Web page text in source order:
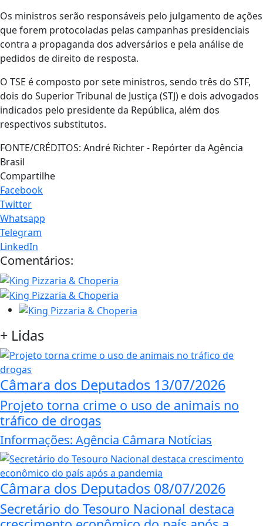
Os ministros serão responsáveis pelo julgamento de ações
que forem protocoladas pelas campanhas presidenciais
contra a propaganda dos adversários e pela análise de
pedidos de direito de resposta.
O TSE é composto por sete ministros, sendo três do STF,
dois do Superior Tribunal de Justiça (STJ) e dois advogados
indicados pelo presidente da República, além dos
respectivos substitutos.
FONTE/CRÉDITOS: André Richter - Repórter da Agência
Brasil
Compartilhe
Facebook
Twitter
Whatsapp
Telegram
LinkedIn
Comentários:
+ Lidas
Câmara dos Deputados 13/07/2026
Projeto torna crime o uso de animais no
tráfico de drogas
Informações: Agência Câmara Notícias
Câmara dos Deputados 08/07/2026
Secretário do Tesouro Nacional destaca